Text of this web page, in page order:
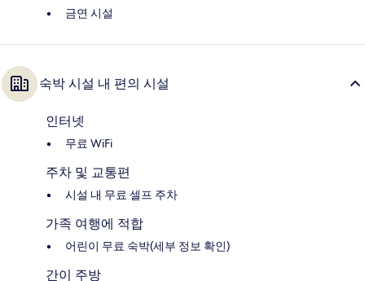
금연 시설
숙박 시설 내 편의 시설
인터넷
무료 WiFi
주차 및 교통편
시설 내 무료 셀프 주차
가족 여행에 적합
어린이 무료 숙박(세부 정보 확인)
간이 주방